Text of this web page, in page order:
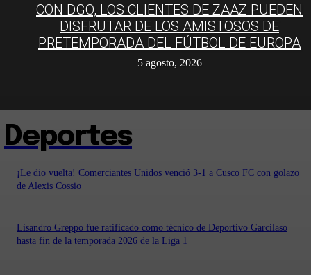
CON DGO, LOS CLIENTES DE ZAAZ PUEDEN
DISFRUTAR DE LOS AMISTOSOS DE
PRETEMPORADA DEL FÚTBOL DE EUROPA
5 agosto, 2026
Deportes
¡Le dio vuelta! Comerciantes Unidos venció 3-1 a Cusco FC con golazo
de Alexis Cossio
Lisandro Greppo fue ratificado como técnico de Deportivo Garcilaso
hasta fin de la temporada 2026 de la Liga 1